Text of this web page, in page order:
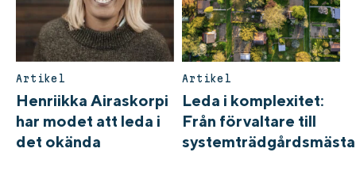
Artikel
Henriikka Airaskorpi
har modet att leda i
det okända
Artikel
Leda i komplexitet:
Från förvaltare till